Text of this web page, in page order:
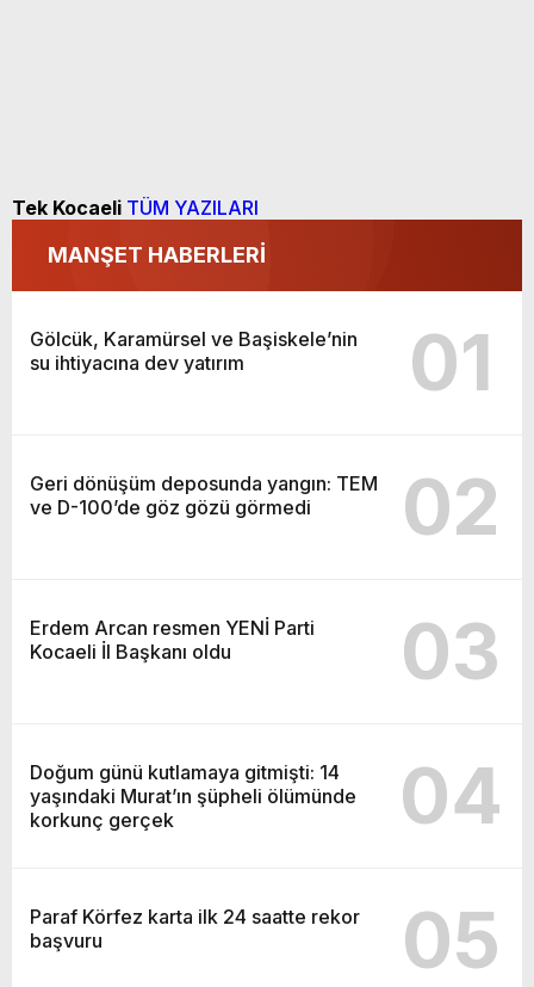
Tek Kocaeli TÜM YAZILARI
MANŞET HABERLERİ
Gölcük, Karamürsel ve Başiskele’nin
su ihtiyacına dev yatırım
01
Geri dönüşüm deposunda yangın: TEM
ve D-100’de göz gözü görmedi
02
Erdem Arcan resmen YENİ Parti
Kocaeli İl Başkanı oldu
03
Doğum günü kutlamaya gitmişti: 14
yaşındaki Murat’ın şüpheli ölümünde
korkunç gerçek
04
Paraf Körfez karta ilk 24 saatte rekor
başvuru
05